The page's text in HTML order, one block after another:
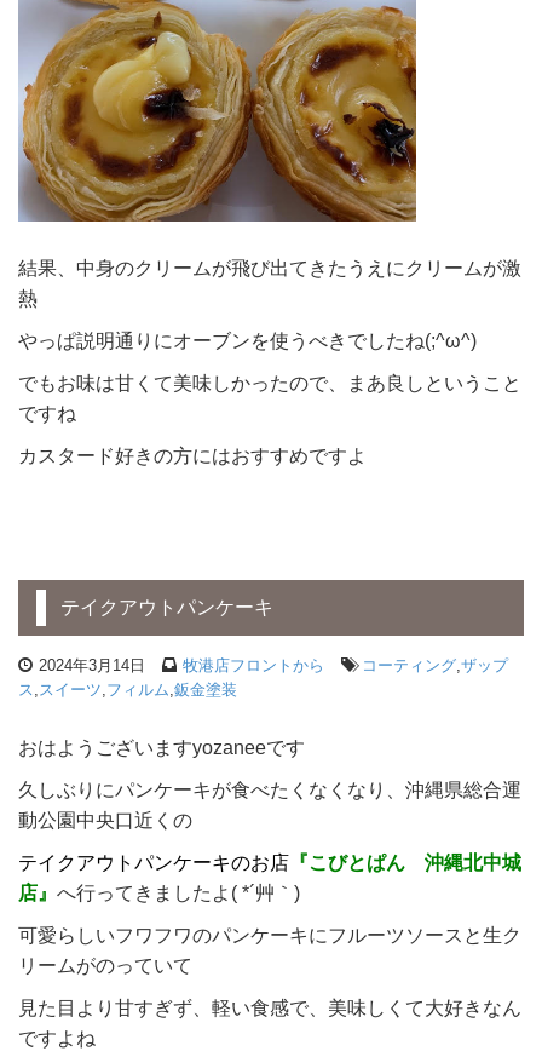
結果、中身のクリームが飛び出てきたうえにクリームが激
熱
やっぱ説明通りにオーブンを使うべきでしたね(;^ω^)
でもお味は甘くて美味しかったので、まあ良しということ
ですね
カスタード好きの方にはおすすめですよ
テイクアウトパンケーキ
2024年3月14日 牧港店フロントから コーティング,ザップ
ス,スイーツ,フィルム,鈑金塗装
おはようございますyozaneeです
久しぶりにパンケーキが食べたくなくなり、沖縄県総合運
動公園中央口近くの
テイクアウトパンケーキのお店 『こびとぱん 沖縄北中城
店』 へ行ってきましたよ( *´艸｀)
可愛らしいフワフワのパンケーキにフルーツソースと生ク
リームがのっていて
見た目より甘すぎず、軽い食感で、美味しくて大好きなん
ですよね